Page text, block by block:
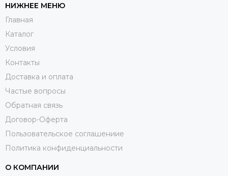
НИЖНЕЕ МЕНЮ
Главная
Каталог
Условия
Контакты
Доставка и оплата
Частые вопросы
Обратная связь
Договор-Оферта
Пользовательское соглашениие
Политика конфиденциальности
О КОМПАНИИ